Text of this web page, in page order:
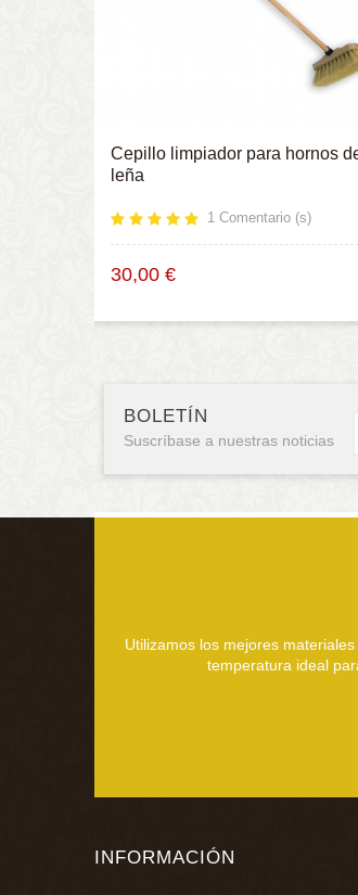
Cepillo limpiador para hornos
leña
1 Comentario (s)
30,00 €
BOLETÍN
Suscríbase a nuestras noticias
Utilizamos los mejores
temperatura ideal
INFORMACIÓN